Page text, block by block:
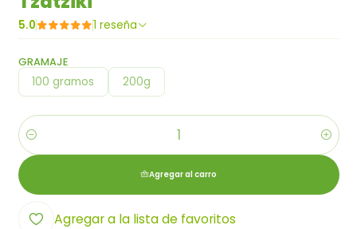
5.0 1 reseña
GRAMAJE
100 gramos 200g
Cantidad
Agregar al carro
Agregar a la lista de favoritos